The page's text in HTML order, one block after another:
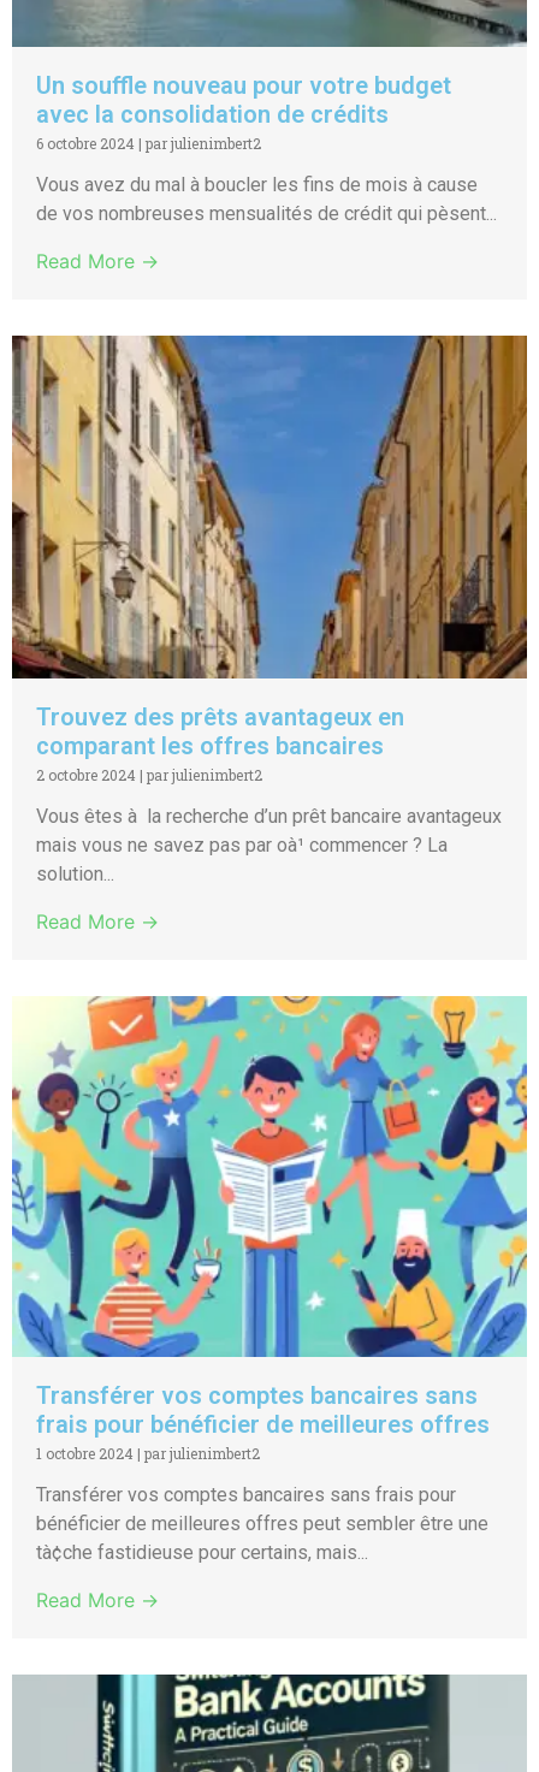
Un souffle nouveau pour votre budget
avec la consolidation de crédits
6 octobre 2024 | par julienimbert2
Vous avez du mal à boucler les fins de mois à cause
de vos nombreuses mensualités de crédit qui pèsent...
Read More →
Trouvez des prêts avantageux en
comparant les offres bancaires
2 octobre 2024 | par julienimbert2
Vous êtes à la recherche d’un prêt bancaire avantageux
mais vous ne savez pas par oà¹ commencer ? La
solution...
Read More →
Transférer vos comptes bancaires sans
frais pour bénéficier de meilleures offres
1 octobre 2024 | par julienimbert2
Transférer vos comptes bancaires sans frais pour
bénéficier de meilleures offres peut sembler être une
tà¢che fastidieuse pour certains, mais...
Read More →